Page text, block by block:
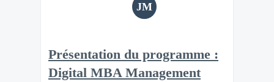
JM
Présentation du programme :
Digital MBA Management